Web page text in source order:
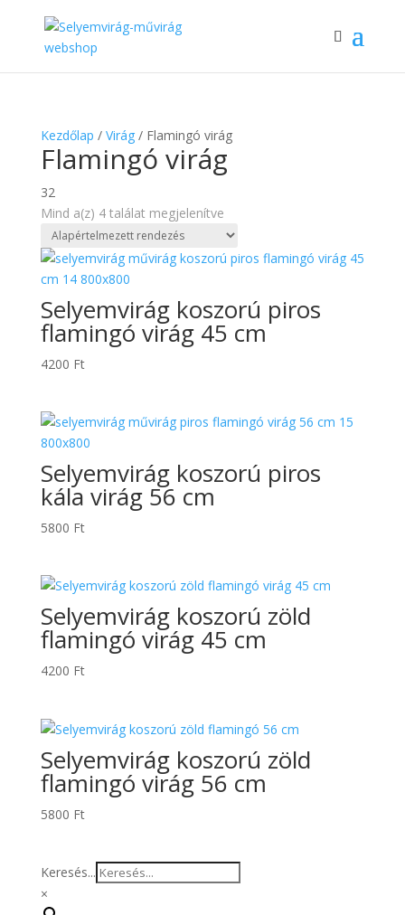
Kezdőlap / Virág/ Flamingó virág
Flamingó virág
32
Mind a(z) 4 találat megjelenítve
Selyemvirág koszorú piros
flamingó virág 45 cm
4200 Ft
Selyemvirág koszorú piros
kála virág 56 cm
5800 Ft
Selyemvirág koszorú zöld
flamingó virág 45 cm
4200 Ft
Selyemvirág koszorú zöld
flamingó virág 56 cm
5800 Ft
Keresés...
×